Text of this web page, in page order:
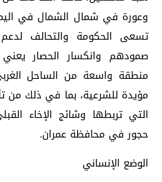
وعورة في شمال الشمال في
تسعى الحكومة والتحالف
صمودهم وانكسار الحصار
منطقة واسعة من الساحل
مؤيدة للشرعية، بما في ذلك من
التي تربطها وشائج الإخاء
حجور في محافظة عمران.
الوضع الإنساني